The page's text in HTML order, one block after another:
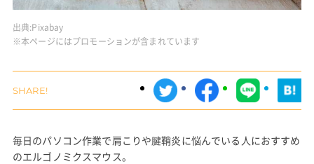
出典:Pixabay
※本ページにはプロモーションが含まれています
毎日のパソコン作業で肩こりや腱鞘炎に悩んでいる人におすすめ
のエルゴノミクスマウス。